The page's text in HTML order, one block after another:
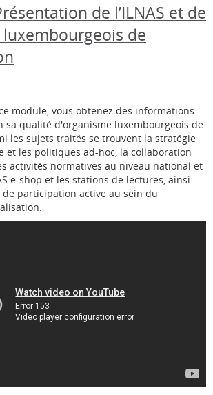
de l’ILNAS et de
luxembourgeois de
module, vous obtenez des informations
sa qualité d'organisme luxembourgeois de
les sujets traités se trouvent la stratégie
et les politiques ad-hoc, la collaboration
activités normatives au niveau national et
e-shop et les stations de lectures, ainsi
participation active au sein du